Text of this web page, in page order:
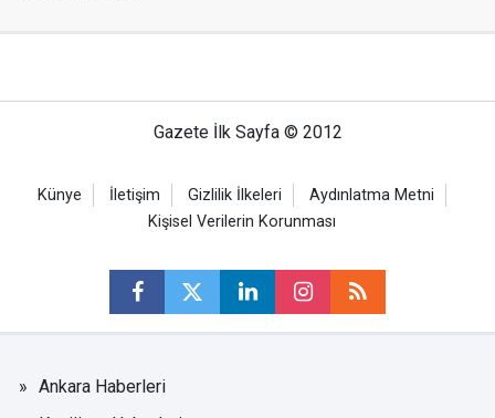
Gazete İlk Sayfa © 2012
Künye İletişim Gizlilik İlkeleri
Aydınlatma Metni
Kişisel Verilerin Korunması
Ankara Haberleri